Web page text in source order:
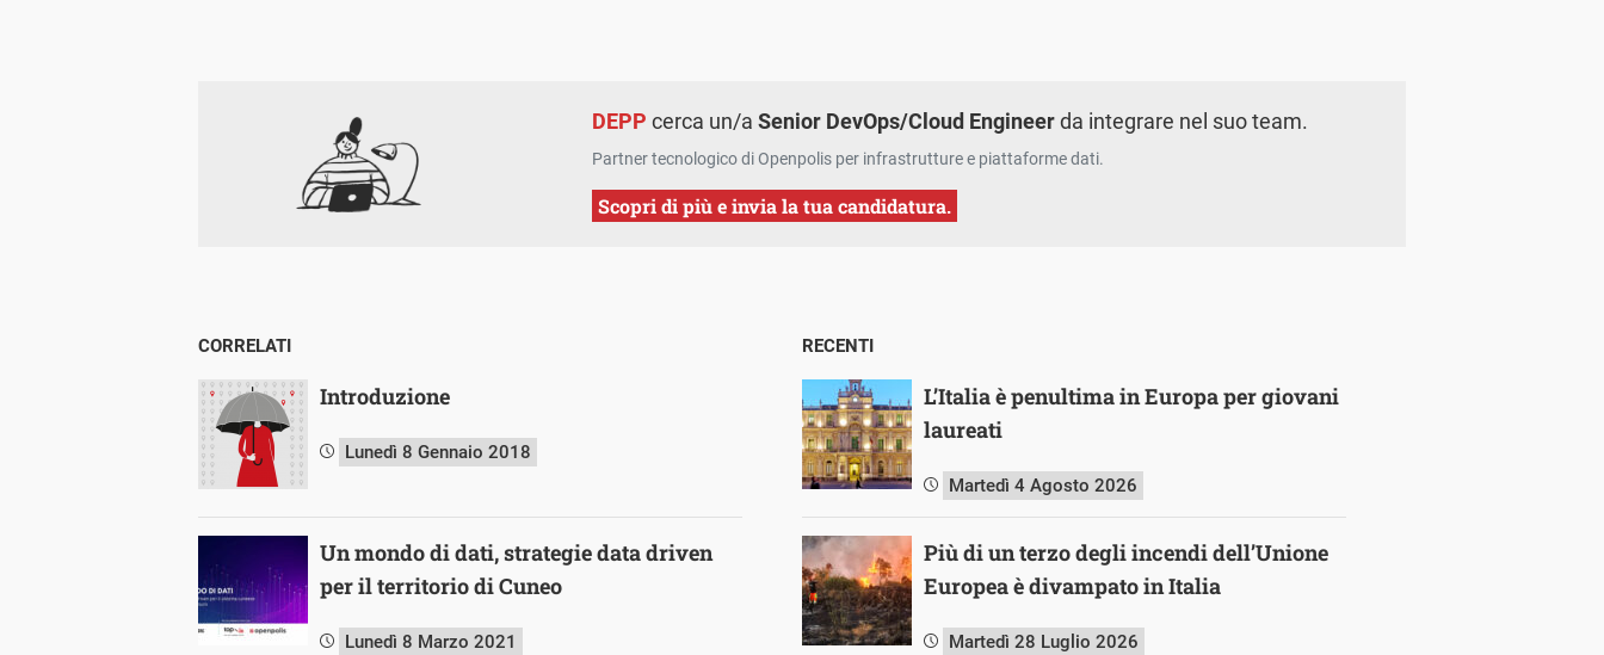
DEPP cerca un/aSenior DevOps/Cloud Engineerda integrare nel suo team.
Partner tecnologico di Openpolis per infrastrutture e piattaforme dati.
Scopri di più e invia la tua candidatura.
CORRELATI
Introduzione
Lunedì 8 Gennaio 2018
Un mondo di dati, strategie data driven
per il territorio di Cuneo
Lunedì 8 Marzo 2021
RECENTI
L’Italia è penultima in Europa per giovani
laureati
Martedì 4 Agosto 2026
Più di un terzo degli incendi dell’Unione
Europea è divampato in Italia
Martedì 28 Luglio 2026